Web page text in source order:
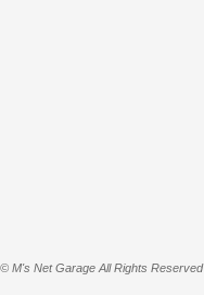
© M's Net Garage All Rights Reserved